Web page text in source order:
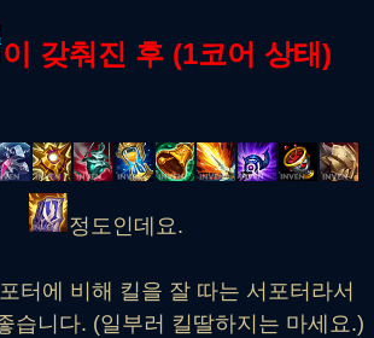
이 갖춰진 후 (1코어 상태)
정도인데요.
터에 비해 킬을 잘 따는 서포터라서
습니다. (일부러 킬딸하지는 마세요.)